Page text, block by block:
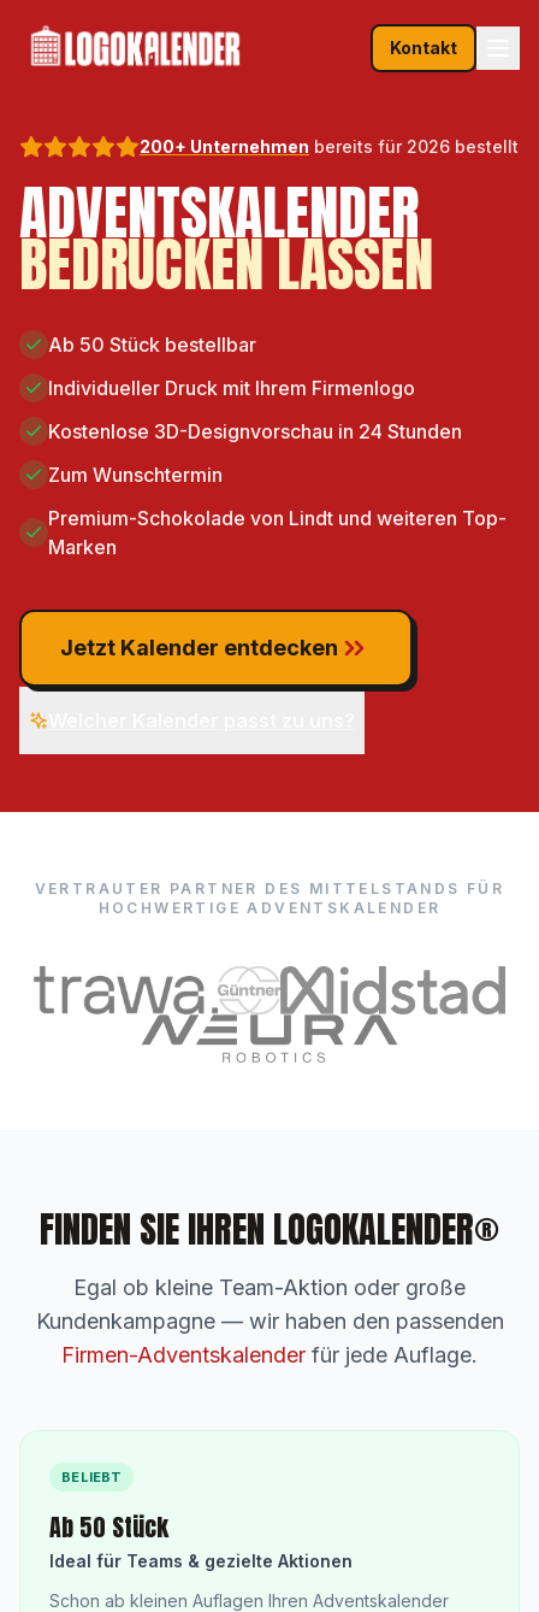
Kontakt
200+ Unternehmen bereits für 2026 bestellt
ADVENTSKALENDER
BEDRUCKEN LASSEN
Ab 50 Stück bestellbar
Individueller Druck mit Ihrem Firmenlogo
Kostenlose 3D-Designvorschau in 24 Stunden
Zum Wunschtermin
Premium-Schokolade von Lindt und weiteren Top-
Marken
Jetzt Kalender entdecken
VERTRAUTER PARTNER DES MITTELSTANDS FÜR
HOCHWERTIGE ADVENTSKALENDER
FINDEN SIE IHREN LOGOKALENDER®
Egal ob kleine Team-Aktion oder große
Kundenkampagne — wir haben den passenden
Firmen-Adventskalender für jede Auflage.
BELIEBT
Ab 50 Stück
Ideal für Teams & gezielte Aktionen
Schon ab kleinen Auflagen Ihren Adventskalender